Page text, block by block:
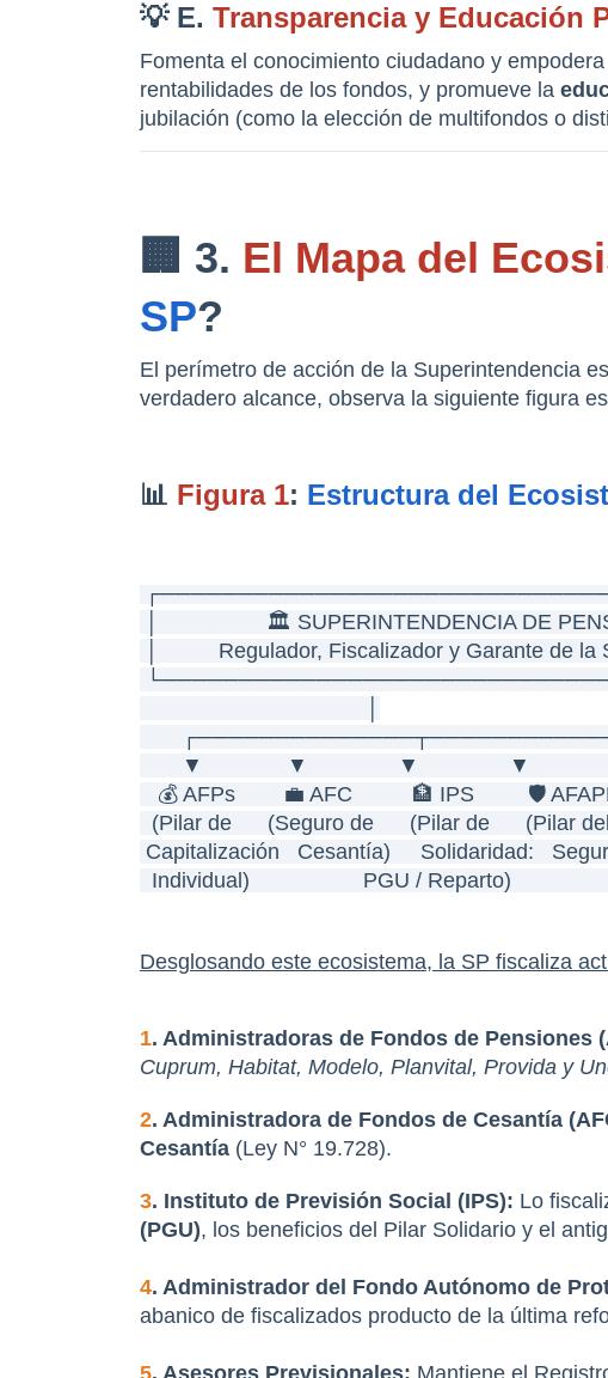
💡 E. Transparencia y Educación
Fomenta el conocimiento ciudadano y
rentabilidades de los fondos, y promueve la
jubilación (como la elección de multifondos o
🏢 3. El Mapa del
SP?
El perímetro de acción de la Superintendencia
verdadero alcance, observa la siguiente figura
📊 Figura 1: Estructura del
│                  🏛️ SUPERINTENDENCIA DE
│          Regulador, Fiscalizador y Garante de la
▼              ▼               ▼               ▼
💰 AFPs        💼 AFC          🏦 IPS         🛡️
(Pilar de      (Seguro de      (Pilar de      (Pilar
Capitalización   Cesantía)     Solidaridad:
Individual)                   PGU / Reparto)
Desglosando este ecosistema, la SP fiscaliza
1. Administradoras de Fondos de Pensiones
Cuprum, Habitat, Modelo, Planvital, Provida y
2. Administradora de Fondos de Cesantía
Cesantía (Ley N° 19.728).
3. Instituto de Previsión Social (IPS): Lo
(PGU), los beneficios del Pilar Solidario y el
4. Administrador del Fondo Autónomo de
abanico de fiscalizados producto de la última
5. Asesores Previsionales: Mantiene el